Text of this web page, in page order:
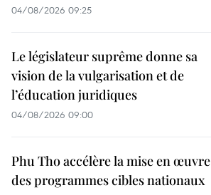
04/08/2026 09:25
Le législateur suprême donne sa
vision de la vulgarisation et de
l’éducation juridiques
04/08/2026 09:00
Phu Tho accélère la mise en œuvre
des programmes cibles nationaux